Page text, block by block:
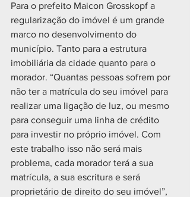
Para o prefeito Maicon Grosskopf a
regularização do imóvel é um grande
marco no desenvolvimento do
município. Tanto para a estrutura
imobiliária da cidade quanto para o
morador. “Quantas pessoas sofrem por
não ter a matrícula do seu imóvel para
realizar uma ligação de luz, ou mesmo
para conseguir uma linha de crédito
para investir no próprio imóvel. Com
este trabalho isso não será mais
problema, cada morador terá a sua
matrícula, a sua escritura e será
proprietário de direito do seu imóvel”,